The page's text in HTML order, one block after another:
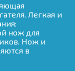
Легкая и
нож для
Нож и
в